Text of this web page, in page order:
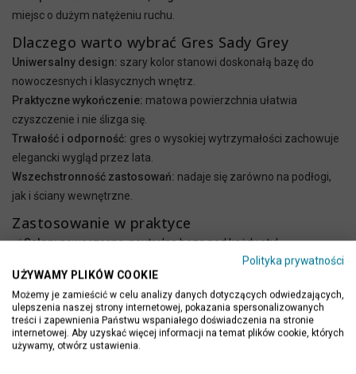
miejsc o dużym natężeniu ruchu.
Dlaczego warto wybrać Gres Sady Grey
Uniwersalny design: szary kolor stanowi doskonałą bazę do
nowoczesnych i klasycznych wnętrz.
Praktyczne wykończenie: matowa powierzchnia ułatwia
czyszczenie i nie ślizga się.
Trwałość i odporność: gres o wysokiej wytrzymałości zachowuje
elegancki wygląd przez lata.
Wszechstronność zastosowań: nadaje się zarówno na podłogi,
jak i ściany wewnętrzne.
Zastosowanie w praktyce
✅ Salon:nowoczesna, neutralna baza pod każdy styl
✅ Łazienka: odporność na wilgoć i antypoślizgowa powierzchnia.
✅ Kuchnia:idealna na podłogi i ściany – łatwa w utrzymaniu
czystości.
Polityka prywatności
UŻYWAMY PLIKÓW COOKIE
Możemy je zamieścić w celu analizy danych dotyczących odwiedzających,
ulepszenia naszej strony internetowej, pokazania spersonalizowanych
treści i zapewnienia Państwu wspaniałego doświadczenia na stronie
internetowej. Aby uzyskać więcej informacji na temat plików cookie, których
używamy, otwórz ustawienia.